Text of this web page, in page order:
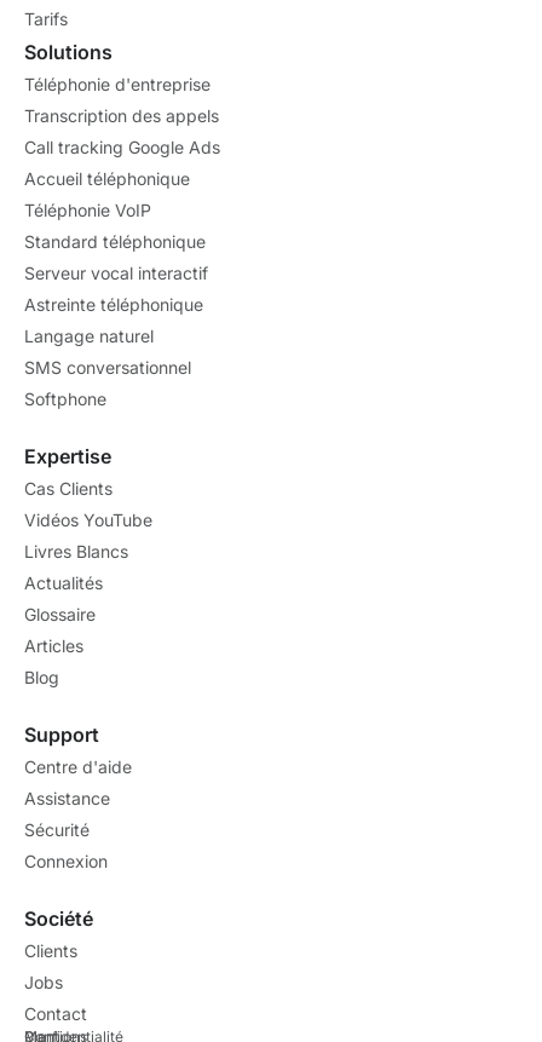
Tarifs
Solutions
Téléphonie d'entreprise
Transcription des appels
Call tracking Google Ads
Accueil téléphonique
Téléphonie VoIP
Standard téléphonique
Serveur vocal interactif
Astreinte téléphonique
Langage naturel
SMS conversationnel
Softphone
Expertise
Cas Clients
Vidéos YouTube
Livres Blancs
Actualités
Glossaire
Articles
Blog
Support
Centre d'aide
Assistance
Sécurité
Connexion
Société
Clients
Jobs
Contact
Mentions
Confidentialité
Plan